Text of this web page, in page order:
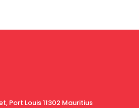
Port Louis 11302 Mauritius